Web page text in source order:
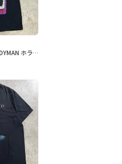
キャンディマン2 CANDYMAN ホラー映画 都市伝説 アメコミ風 グラフィック ムービーTシャツ メンズL 黒色